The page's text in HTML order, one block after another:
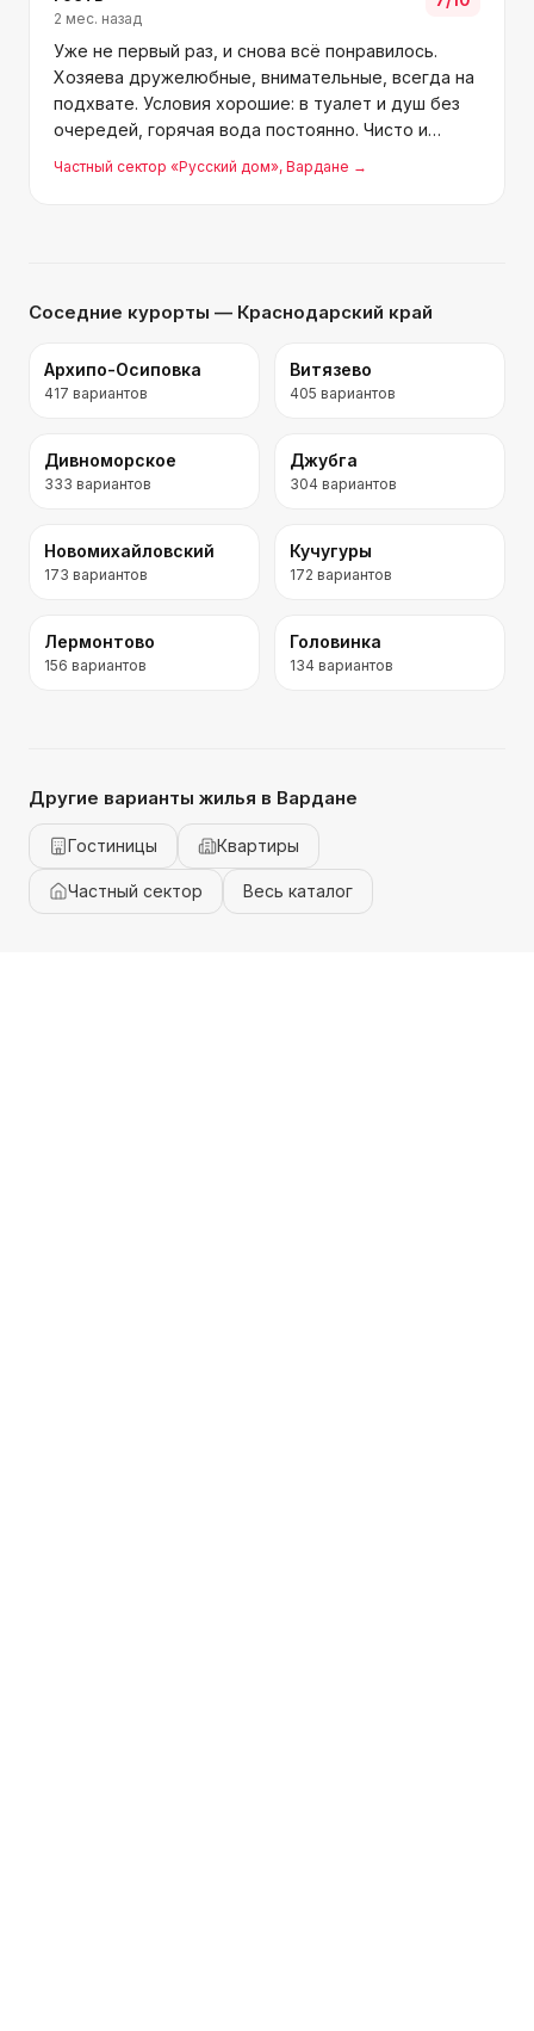
2 мес. назад
Уже не первый раз, и снова всё понравилось.
Хозяева дружелюбные, внимательные, всегда на
подхвате. Условия хорошие: в туалет и душ без
очередей, горячая вода постоянно. Чисто и
порядок. До моря 5 минут, по пути столовая для
перекуса. Рекомендуем!
Частный сектор «Русский дом», Вардане →
Соседние курорты — Краснодарский край
Архипо-Осиповка
417 вариантов
Витязево
405 вариантов
Дивноморское
333 вариантов
Джубга
304 вариантов
Новомихайловский
173 вариантов
Кучугуры
172 вариантов
Лермонтово
156 вариантов
Головинка
134 вариантов
Другие варианты жилья в Вардане
Гостиницы Квартиры
Частный сектор Весь каталог